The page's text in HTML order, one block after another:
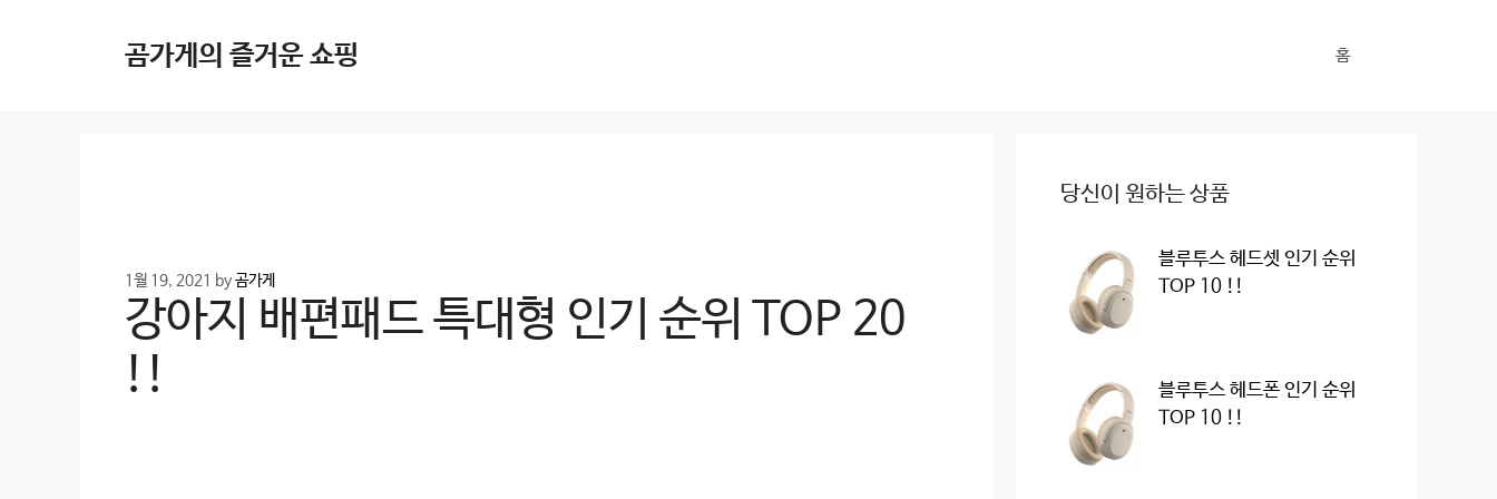
곰가게의 즐거운 쇼핑 홈
1월 19, 2021 by곰가게
강아지 배편패드 특대형 인기 순위 TOP 20
!!
당신이 원하는 상품
블루투스 헤드셋 인기 순위
TOP 10 !!
블루투스 헤드폰 인기 순위
TOP 10 !!